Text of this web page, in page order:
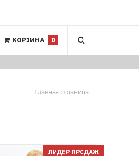
КОРЗИНА 0
Главная страница
ЛИДЕР ПРОДАЖ